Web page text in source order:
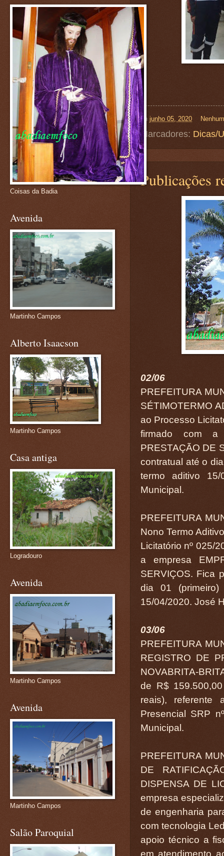
on junho 05, 2020
Marcadores: Dicas/
Publicações
02/06
PREFEITURA
SÉTIMOTERMO
ao Processo
firmado com a
PRESTAÇÃO DE
contratual até o
termo aditivo
Municipal.
PREFEITURA
Nono Termo
Licitatório nº 025/
a empresa
SERVIÇOS. Fica
dia 01
15/04/2020. José
03/06
PREFEITURA
REGISTRO DE
NOVABRITA-
de R$
reais), referente
Presencial SRP
Municipal.
PREFEITURA
DE
DISPENSA DE
empresa
de engenharia
com tecnologia
apoio técnico a
Coisas da Badia
Avenida
Martinho Campos
Alberto Isaacson
Martinho Campos
Casa antiga
Logradouro
Avenida
Martinho Campos
Avenida
Martinho Campos
Salão Paroquial